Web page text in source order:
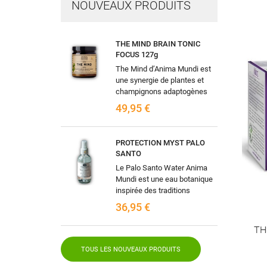
NOUVEAUX PRODUITS
THE MIND BRAIN TONIC
FOCUS 127g
The Mind d’Anima Mundi est
une synergie de plantes et
champignons adaptogènes
sélectionnés pour
accompagner les fonctions
cognitives, la...
49,95 €
PROTECTION MYST PALO
SANTO
Le Palo Santo Water Anima
Mundi est une eau botanique
inspirée des traditions
ancestrales d’Amérique du
Sud où le Palo Santo, “bois
sacré”, est...
36,95 €
TOUS LES NOUVEAUX PRODUITS